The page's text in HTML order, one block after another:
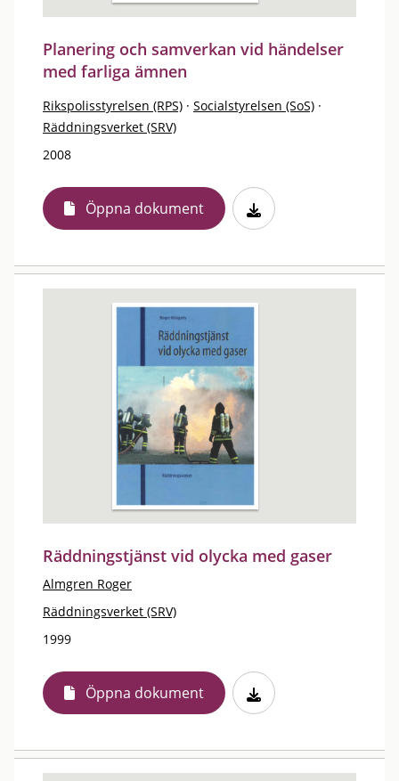
Planering och samverkan vid händelser
med farliga ämnen
Rikspolisstyrelsen (RPS) · Socialstyrelsen (SoS) ·
Räddningsverket (SRV)
2008
Öppna dokument
Räddningstjänst vid olycka med gaser
Almgren Roger
Räddningsverket (SRV)
1999
Öppna dokument